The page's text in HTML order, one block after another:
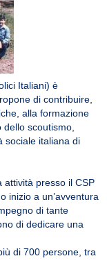
Italiani) è
di contribuire,
alla formazione
scoutismo,
sociale italiana di
attività presso il CSP
inizio a un’avventura
di tante
di dedicare una
di 700 persone, tra